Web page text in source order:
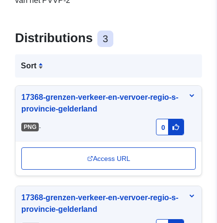
Distributions 3
Sort
17368-grenzen-verkeer-en-vervoer-regio-s-
provincie-gelderland
PNG - 0
Access URL
17368-grenzen-verkeer-en-vervoer-regio-s-
provincie-gelderland